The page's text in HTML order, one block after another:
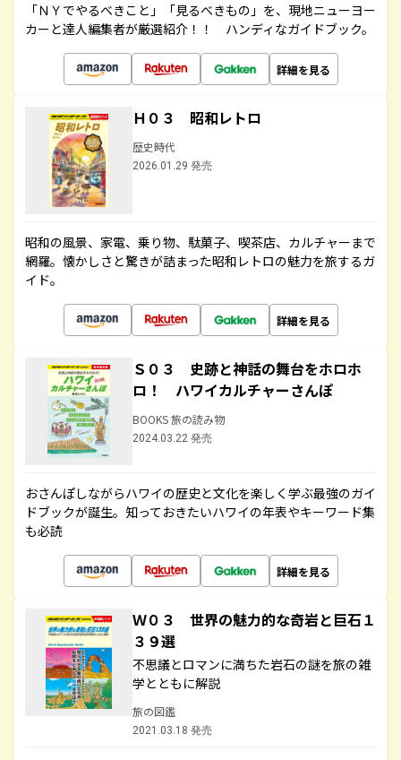
「ＮＹでやるべきこと」「見るべきもの」を、現地ニューヨー
カーと達人編集者が厳選紹介！！ ハンディなガイドブック。
詳細を見る
Ｈ０３ 昭和レトロ
歴史時代
2026.01.29 発売
昭和の風景、家電、乗り物、駄菓子、喫茶店、カルチャーまで
網羅。懐かしさと驚きが詰まった昭和レトロの魅力を旅するガ
イド。
詳細を見る
Ｓ０３ 史跡と神話の舞台をホロホ
ロ！ ハワイカルチャーさんぽ
BOOKS 旅の読み物
2024.03.22 発売
おさんぽしながらハワイの歴史と文化を楽しく学ぶ最強のガイ
ドブックが誕生。知っておきたいハワイの年表やキーワード集
も必読
詳細を見る
Ｗ０３ 世界の魅力的な奇岩と巨石１
３９選
不思議とロマンに満ちた岩石の謎を旅の雑
学とともに解説
旅の図鑑
2021.03.18 発売